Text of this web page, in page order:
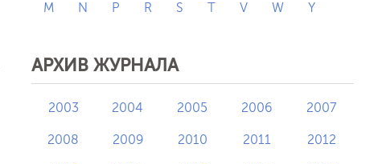
M N P R S T V W Y
АРХИВ ЖУРНАЛА
2003 2004 2005 2006 2007
2008 2009 2010 2011 2012